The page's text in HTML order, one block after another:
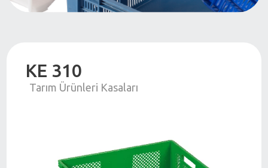
KE 310
Tarım Ürünleri Kasaları